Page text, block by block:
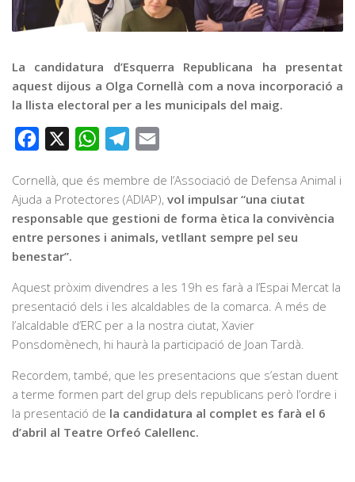
Publicitat
Contacte
La candidatura d’Esquerra Republicana ha presentat
aquest dijous a Olga Cornellà com a nova incorporació a
la llista electoral per a les municipals del maig.
Facebook WhatsAppTelegram
Cornellà, que és membre de l’Associació de Defensa Animal i
Ajuda a Protectores (ADIAP), vol impulsar “una ciutat
responsable que gestioni de forma ètica la convivència
entre persones i animals, vetllant sempre pel seu
benestar”.
Aquest pròxim divendres a les 19h es farà a l’Espai Mercat la
presentació dels i les alcaldables de la comarca. A més de
l’alcaldable d’ERC per a la nostra ciutat, Xavier
Ponsdomènech, hi haurà la participació de Joan Tardà.
Recordem, també, que les presentacions que s’estan duent
a terme formen part del grup dels republicans però l’ordre i
la presentació de la candidatura al complet es farà el 6
d’abril al Teatre Orfeó Calellenc.